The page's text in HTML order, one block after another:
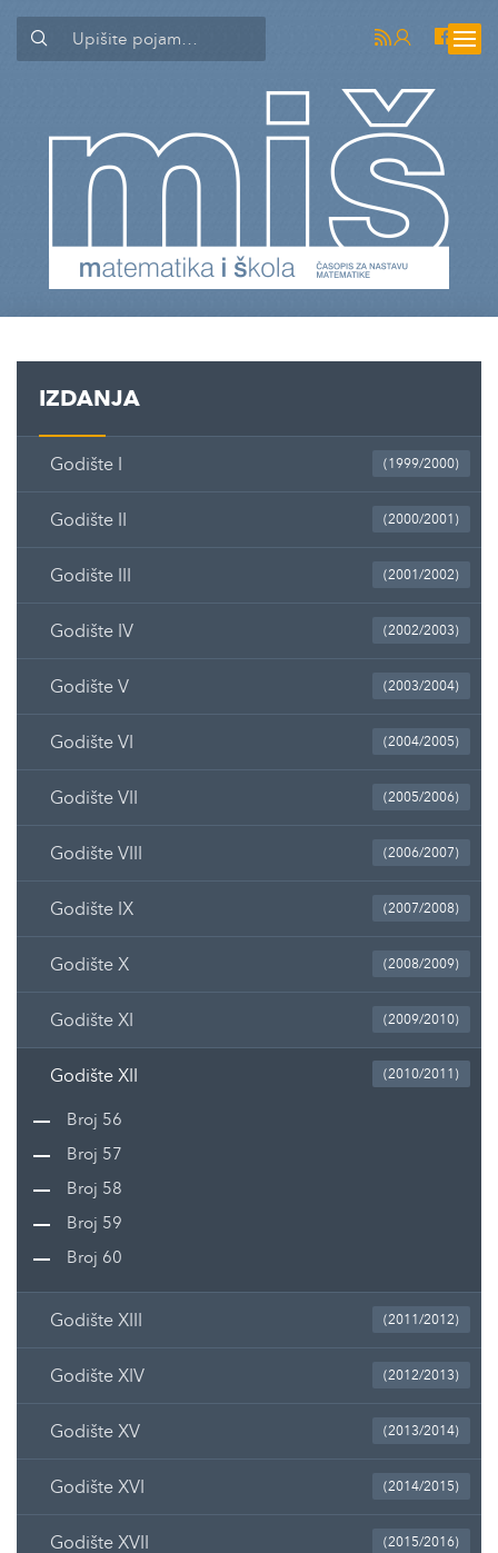
IZDANJA
Godište I (1999/2000)
Godište II (2000/2001)
Godište III (2001/2002)
Godište IV (2002/2003)
Godište V (2003/2004)
Godište VI (2004/2005)
Godište VII (2005/2006)
Godište VIII (2006/2007)
Godište IX (2007/2008)
Godište X (2008/2009)
Godište XI (2009/2010)
Godište XII (2010/2011)
Broj 56
Broj 57
Broj 58
Broj 59
Broj 60
Godište XIII (2011/2012)
Godište XIV (2012/2013)
Godište XV (2013/2014)
Godište XVI (2014/2015)
Godište XVII (2015/2016)